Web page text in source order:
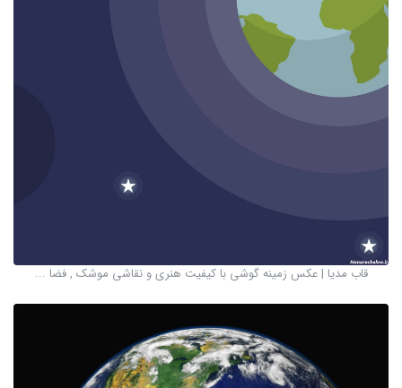
قاب مدیا | عکس زمینه گوشی با کیفیت هنری و نقاشی موشک , فضا ...